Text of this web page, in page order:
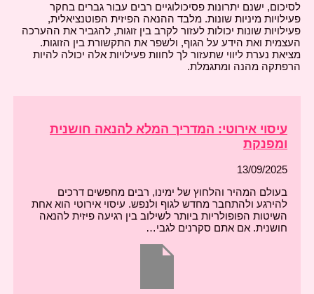
לסיכום, ישנם יתרונות פסיכולוגיים רבים עבור גברים בחקר
פעילויות מיניות שונות. מלבד ההנאה הפיזית הפוטנציאלית,
פעילויות שונות יכולות לעזור לקרב בין זוגות, להגביר את ההערכה
העצמית ואת הידע על הגוף, ולשפר את התקשורת בין הזוגות.
מציאת נערת ליווי שתעזור לך לחוות פעילויות אלה יכולה להיות
הרפתקה מהנה ומתגמלת.
עיסוי אירוטי: המדריך המלא להנאה חושנית
ומפנקת
13/09/2025
בעולם המהיר והלחוץ של ימינו, רבים מחפשים דרכים
להירגע ולהתחבר מחדש לגוף ולנפש. עיסוי אירוטי הוא אחת
השיטות הפופולריות ביותר לשילוב בין רגיעה פיזית להנאה
חושנית. אם אתם סקרנים לגבי…